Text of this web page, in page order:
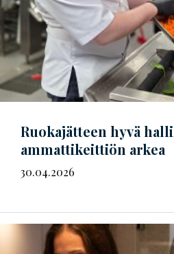
Ruokajätteen hyvä
ammattikeittiön arkea
30.04.2026